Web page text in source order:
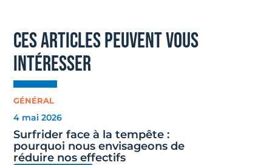
ces articles peuvent vous
intéresser
GÉNÉRAL
4 mai 2026
Surfrider face à la tempête :
pourquoi nous envisageons de
réduire nos effectifs